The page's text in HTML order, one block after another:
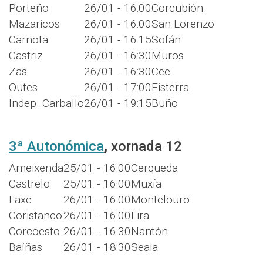
Porteño
26/01 - 16:00Corcubión
Mazaricos
26/01 - 16:00San Lorenzo
Carnota
26/01 - 16:15Sofán
Castriz
26/01 - 16:30Muros
Zas
26/01 - 16:30Cee
Outes
26/01 - 17:00Fisterra
Indep. Carballo26/01 - 19:15Buño
3ª Autonómica, xornada 12
Ameixenda25/01 - 16:00Cerqueda
Castrelo
25/01 - 16:00Muxía
Laxe
26/01 - 16:00Montelouro
Coristanco26/01 - 16:00Lira
Corcoesto 26/01 - 16:30Nantón
Baíñas
26/01 - 18:30Seaia